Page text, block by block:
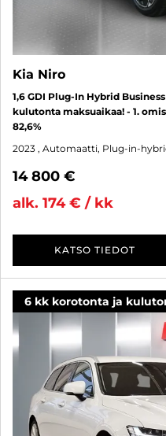
Kia Niro
1,6 GDI Plug-In Hybrid
kulutonta maksuaikaa! - 1.
82,6%
2023 , Automaatti, Plug-in-
14 800 €
alk. 174 € / kk
KATSO TIEDOT
6 kk korotonta ja